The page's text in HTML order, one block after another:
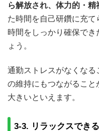
ら解放され、体力的・
た時間を自己研鑽に充
時間をしっかり確保で
ょう。
通勤ストレスがなくな
の維持にもつながるこ
大きいといえます。
3-3. リラックスでき